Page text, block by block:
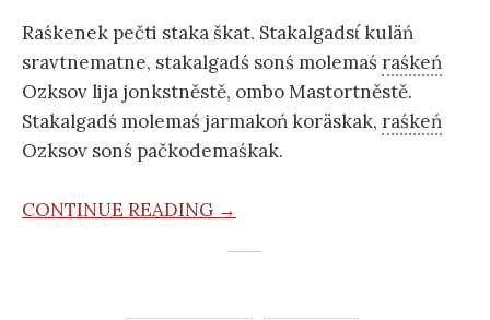
Raśkenek pečti staka škat. Stakalgadst́ kuläń
sravtnematne, stakalgadś sonś molemaś raśkeń
Ozksov lija jonkstněstě, ombo Mastortněstě.
Stakalgadś molemaś jarmakoń koräskak, raśkeń
Ozksov sonś pačkodemaśkak.
CONTINUE READING →